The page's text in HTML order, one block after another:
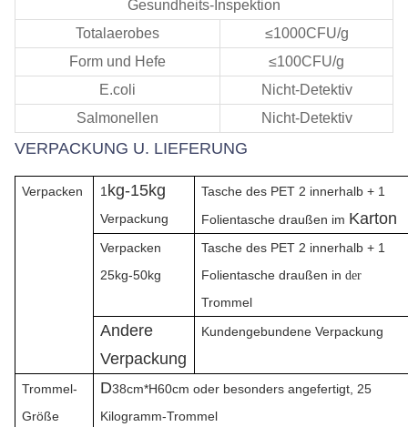
Gesundheits-Inspektion
Totalaerobes
≤1000CFU/g
Form und Hefe
≤100CFU/g
E.coli
Nicht-Detektiv
Salmonellen
Nicht-Detektiv
VERPACKUNG U. LIEFERUNG
Verpacken 1 kg-15kg
Verpackung
Tasche des PET 2 innerhalb + 1
Folientasche draußen im Karton
Verpacken
25kg-50kg
Tasche des PET 2 innerhalb + 1
Folientasche draußen in der
Trommel
Andere
Verpackung
Kundengebundene Verpackung
Trommel-
Größe
D38cm*H60cm oder besonders angefertigt, 25
Kilogramm-Trommel